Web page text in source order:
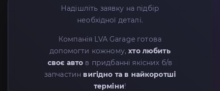
Надішліть заявку на підбір
необхідної деталі.
Компанія LVA Garage готова
допомогти кожному,хто любить
своє авто в придбанні якісних б/в
запчастин вигідно та в найкоротші
терміни!